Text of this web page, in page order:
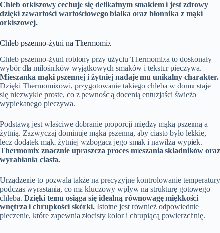
Chleb orkiszowy cechuje się delikatnym smakiem i jest zdrowy
dzięki zawartości wartościowego białka oraz błonnika z mąki
orkiszowej.
Chleb pszenno-żytni na Thermomix
Chleb pszenno-żytni robiony przy użyciu Thermomixa to doskonały
wybór dla miłośników wyjątkowych smaków i tekstur pieczywa.
Mieszanka mąki pszennej i żytniej nadaje mu unikalny charakter.
Dzięki Thermomixowi, przygotowanie takiego chleba w domu staje
się niezwykle proste, co z pewnością docenią entuzjaści świeżo
wypiekanego pieczywa.
Podstawą jest właściwe dobranie proporcji między mąką pszenną a
żytnią. Zazwyczaj dominuje mąka pszenna, aby ciasto było lekkie,
lecz dodatek mąki żytniej wzbogaca jego smak i nawilża wypiek.
Thermomix znacznie upraszcza proces mieszania składników oraz
wyrabiania ciasta.
Urządzenie to pozwala także na precyzyjne kontrolowanie temperatury
podczas wyrastania, co ma kluczowy wpływ na strukturę gotowego
chleba. Dzięki temu osiąga się idealną równowagę miękkości
wnętrza i chrupkości skórki. Istotne jest również odpowiednie
pieczenie, które zapewnia złocisty kolor i chrupiącą powierzchnię.